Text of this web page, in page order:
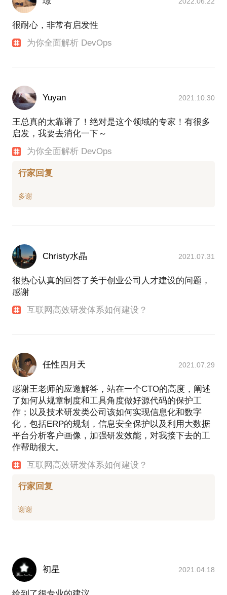
很耐心，非常有启发性
为你全面解析 DevOps
Yuyan 2021.10.30
王总真的太靠谱了！绝对是这个领域的专家！有很多
启发，我要去消化一下～
为你全面解析 DevOps
行家回复
Christy水晶 2021.07.31
很热心认真的回答了关于创业公司人才建设的问题，
感谢
互联网高效研发体系如何建设？
任性四月天 2021.07.29
感谢王老师的应邀解答，站在一个CTO的高度，阐述
了如何从规章制度和工具角度做好源代码的保护工
作；以及技术研发类公司该如何实现信息化和数字
化，包括ERP的规划，信息安全保护以及利用大数据
平台分析客户画像，加强研发效能，对我接下去的工
作帮助很大。
互联网高效研发体系如何建设？
行家回复
初星 2021.04.18